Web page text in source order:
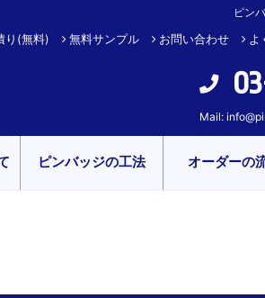
ピン
り(無料) 無料サンプル お問い合わせ よ
Mail:
ピンバッジの工法 オーダーの